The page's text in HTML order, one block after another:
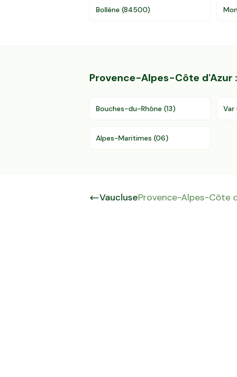
Bollène (84500)
Provence-Alpes-Côte d'Azur
Bouches-du-Rhône (13) Var
Alpes-Maritimes (06)
VaucluseProvence-Alpes-Côte